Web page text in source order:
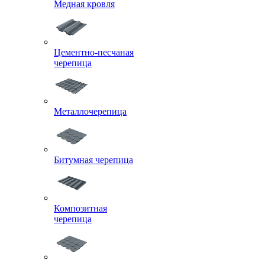
Медная кровля
Цементно-песчаная
черепица
Металлочерепица
Битумная черепица
Композитная
черепица